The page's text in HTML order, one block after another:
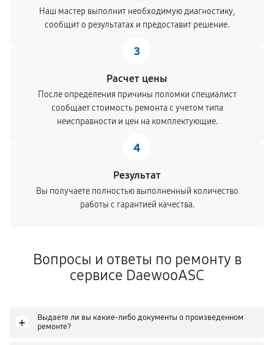
Наш мастер выполнит необходимую диагностику,
сообщит о результатах и предоставит решение.
3
Расчет цены
После определения причины поломки специалист
сообщает стоимость ремонта с учетом типа
неисправности и цен на комплектующие.
4
Результат
Вы получаете полностью выполненный количество
работы с гарантией качества.
Вопросы и ответы по ремонту в
сервисе DaewooASC
+
Выдаете ли вы какие-либо документы о произведенном
ремонте?